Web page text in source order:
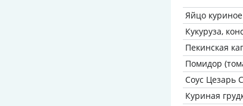
Яйцо
Кукуруза,
Пекинская
Помидор
Соус Цезарь
Куриная